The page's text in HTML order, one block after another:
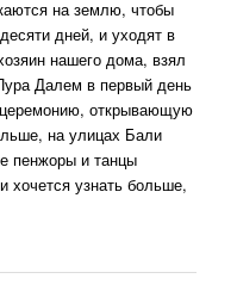
на землю, чтобы
дней, и уходят в
нашего дома, взял
Далем в первый день
церемонию, открывающую
на улицах Бали
пенжоры и танцы
хочется узнать больше,